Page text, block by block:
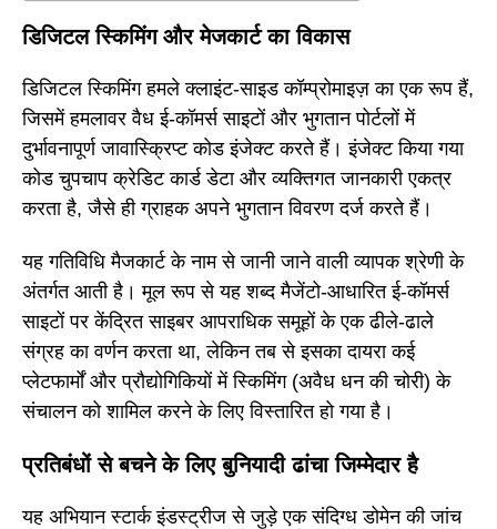
डिजिटल स्किमिंग और मेजकार्ट का विकास
डिजिटल स्किमिंग हमले क्लाइंट-साइड कॉम्प्रोमाइज़ का एक रूप हैं,
जिसमें हमलावर वैध ई-कॉमर्स साइटों और भुगतान पोर्टलों में
दुर्भावनापूर्ण जावास्क्रिप्ट कोड इंजेक्ट करते हैं। इंजेक्ट किया गया
कोड चुपचाप क्रेडिट कार्ड डेटा और व्यक्तिगत जानकारी एकत्र
करता है, जैसे ही ग्राहक अपने भुगतान विवरण दर्ज करते हैं।
यह गतिविधि मैजकार्ट के नाम से जानी जाने वाली व्यापक श्रेणी के
अंतर्गत आती है। मूल रूप से यह शब्द मैजेंटो-आधारित ई-कॉमर्स
साइटों पर केंद्रित साइबर आपराधिक समूहों के एक ढीले-ढाले
संग्रह का वर्णन करता था, लेकिन तब से इसका दायरा कई
प्लेटफार्मों और प्रौद्योगिकियों में स्किमिंग (अवैध धन की चोरी) के
संचालन को शामिल करने के लिए विस्तारित हो गया है।
प्रतिबंधों से बचने के लिए बुनियादी ढांचा जिम्मेदार है
यह अभियान स्टार्क इंडस्ट्रीज से जुड़े एक संदिग्ध डोमेन की जांच